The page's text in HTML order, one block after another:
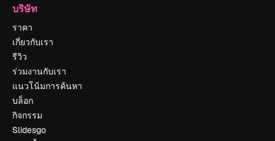
บริษัท
ราคา
เกี่ยวกับเรา
รีวิว
ร่วมงานกับเรา
แนวโน้มการค้นหา
บล็อก
กิจกรรม
Slidesgo